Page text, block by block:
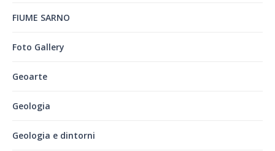
FIUME SARNO
Foto Gallery
Geoarte
Geologia
Geologia e dintorni